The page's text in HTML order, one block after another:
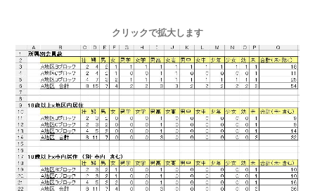
クリックで拡大します